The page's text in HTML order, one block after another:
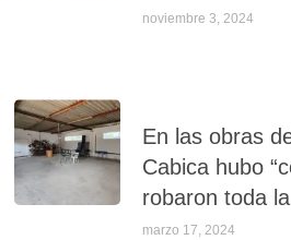
noviembre 3, 2024
En las obras
Cabica hubo
robaron toda
marzo 17, 2024